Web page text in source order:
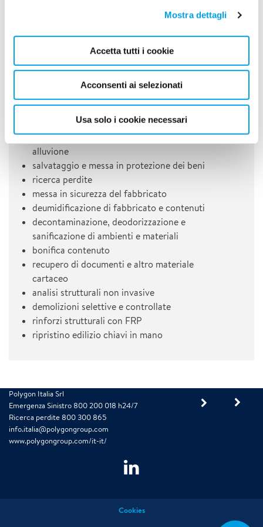
Mostra dettagli
Accetta tutti i cookie
Acconsenti ai selezionati
Usa solo i cookie necessari
Contattaci per scoprire come possiamo aiutarti nella
gestione del sinistro della tua abitazione. Saremo lieti di
offrirti un supporto completo e personalizzato, mettendo al
primo posto le tue esigenze e garantendo un ripristino
efficiente e di qualità.
I NOSTRI SERVIZI
aspirazione acque e rimozione fanghi da
alluvione
salvataggio e messa in protezione dei beni
ricerca perdite
messa in sicurezza del fabbricato
deumidificazione di fabbricato e contenuti
decontaminazione, deodorizzazione e
sanificazione di ambienti e materiali
bonifica contenuto
recupero di documenti e altro materiale
cartaceo
analisi strutturali non invasive
demolizioni selettive e controllate
rinforzi strutturali con FRP
ripristino edilizio chiavi in mano
Polygon Italia Srl
Emergenza Sinistro 800 200 018 h24/7
Ricerca perdite 800 300 865
info.italia@polygongroup.com
www.polygongroup.com/it-it/
Cookies